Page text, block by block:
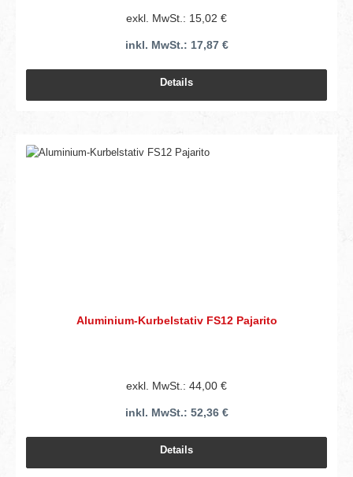
exkl. MwSt.: 15,02 €
inkl. MwSt.: 17,87 €
Details
Aluminium-Kurbelstativ FS12 Pajarito
exkl. MwSt.: 44,00 €
inkl. MwSt.: 52,36 €
Details